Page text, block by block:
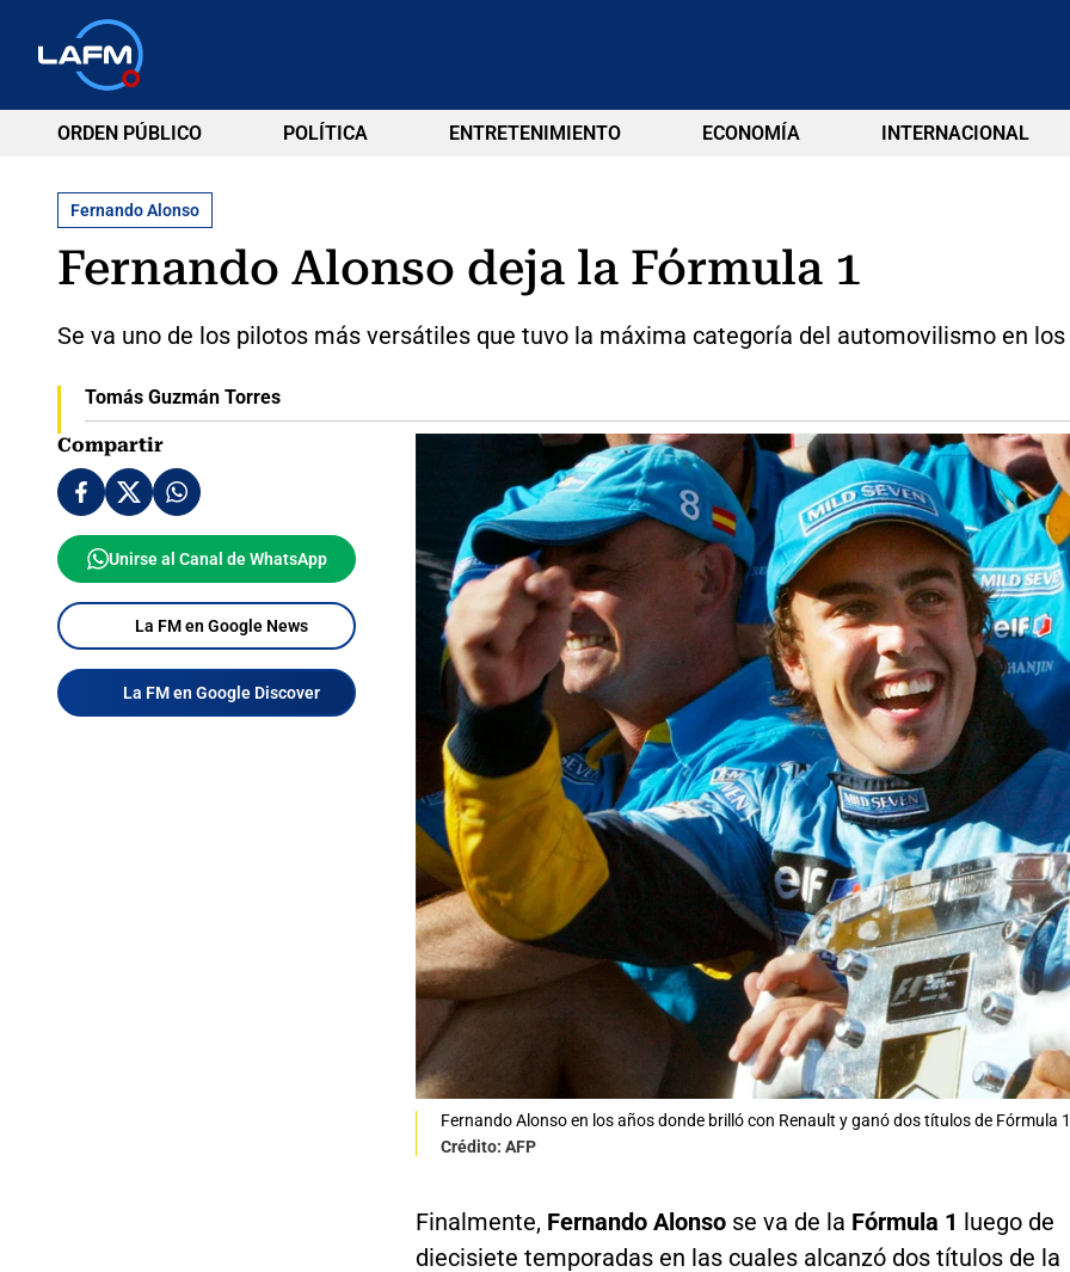
ORDEN PÚBLICO POLÍTICA ENTRETENIMIENTO ECONOMÍA INTERNACIONAL
Fernando Alonso
Fernando Alonso deja la Fórmula 1
Se va uno de los pilotos más versátiles que tuvo la máxima categoría del automovilismo en
Tomás Guzmán Torres
Compartir
Unirse al Canal de WhatsApp
La FM en Google News
La FM en Google Discover
Fernando Alonso en los años donde brilló con Renault y ganó dos títulos de Fórmula 1
Crédito: AFP
Finalmente, Fernando Alonsose va de la Fórmula 1 luego de
diecisiete temporadas en las cuales alcanzó dos títulos de la